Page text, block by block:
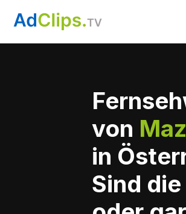
von
in
Sind